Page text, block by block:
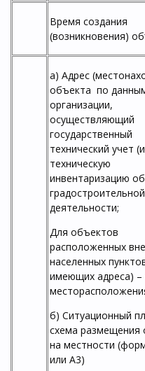
Время создания
(возникновения)
а) Адрес
объекта по
организации,
осуществляющий
государственный
технический учет
техническую
инвентаризацию
градостроительной
деятельности;
Для объектов
расположенных
населенных
имеющих адреса) –
б) Ситуационный
схема размещения
на местности
или А3)